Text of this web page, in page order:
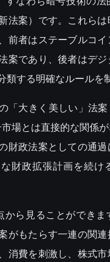
法案）です。これら
前者はステーブルコ
案であり、後者はデジ
類する明確なルールを
「大きく美しい」法
場とは直接的な関係
財政法案としての通
財政拡張計画を続け
ら見ることができま
がもたらす一連の関
消費を刺激し、株式